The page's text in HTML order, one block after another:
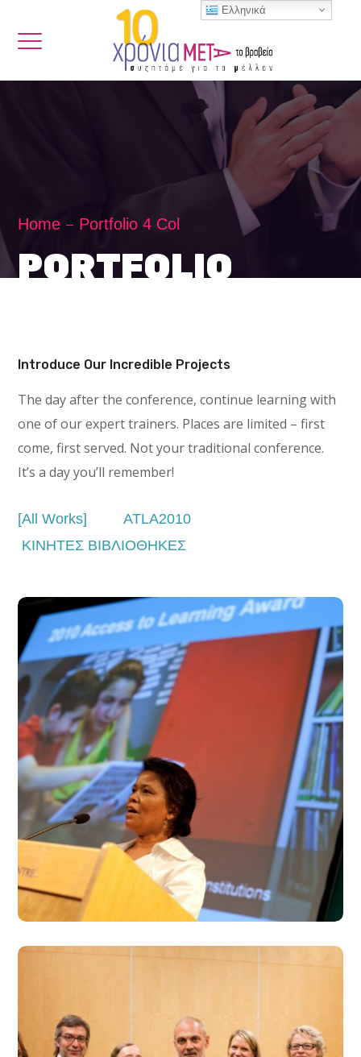
Home Portfolio 4 Col
PORTFOLIO
Introduce Our Incredible Projects
The day after the conference, continue learning with
one of our expert trainers. Places are limited – first
come, first served. Not your traditional conference.
It’s a day you’ll remember!
All Works
ATLA2010
ΚΙΝΗΤΕΣ ΒΙΒΛΙΟΘΗΚΕΣ
Ελληνικά